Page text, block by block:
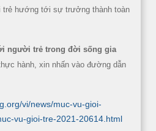
hướng tới sự trưởng thành toàn
người trẻ trong đời sống gia
hành, xin nhấn vào đường dẫn
vi/news/muc-vu-gioi-
vu-gioi-tre-2021-20614.html